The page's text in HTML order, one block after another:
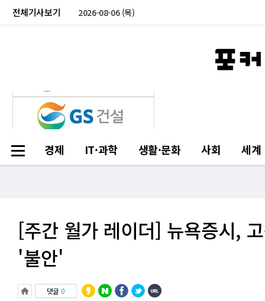
전체기사보기 2026-08-06 (목)
경제 IT·과학 생활·문화 사회 세계
[주간 월가 레이더] 뉴욕증시,
'불안'
댓글 0